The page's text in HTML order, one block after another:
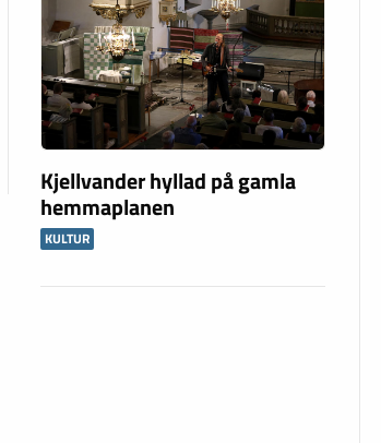
Kjellvander hyllad på gamla
hemmaplanen
KULTUR